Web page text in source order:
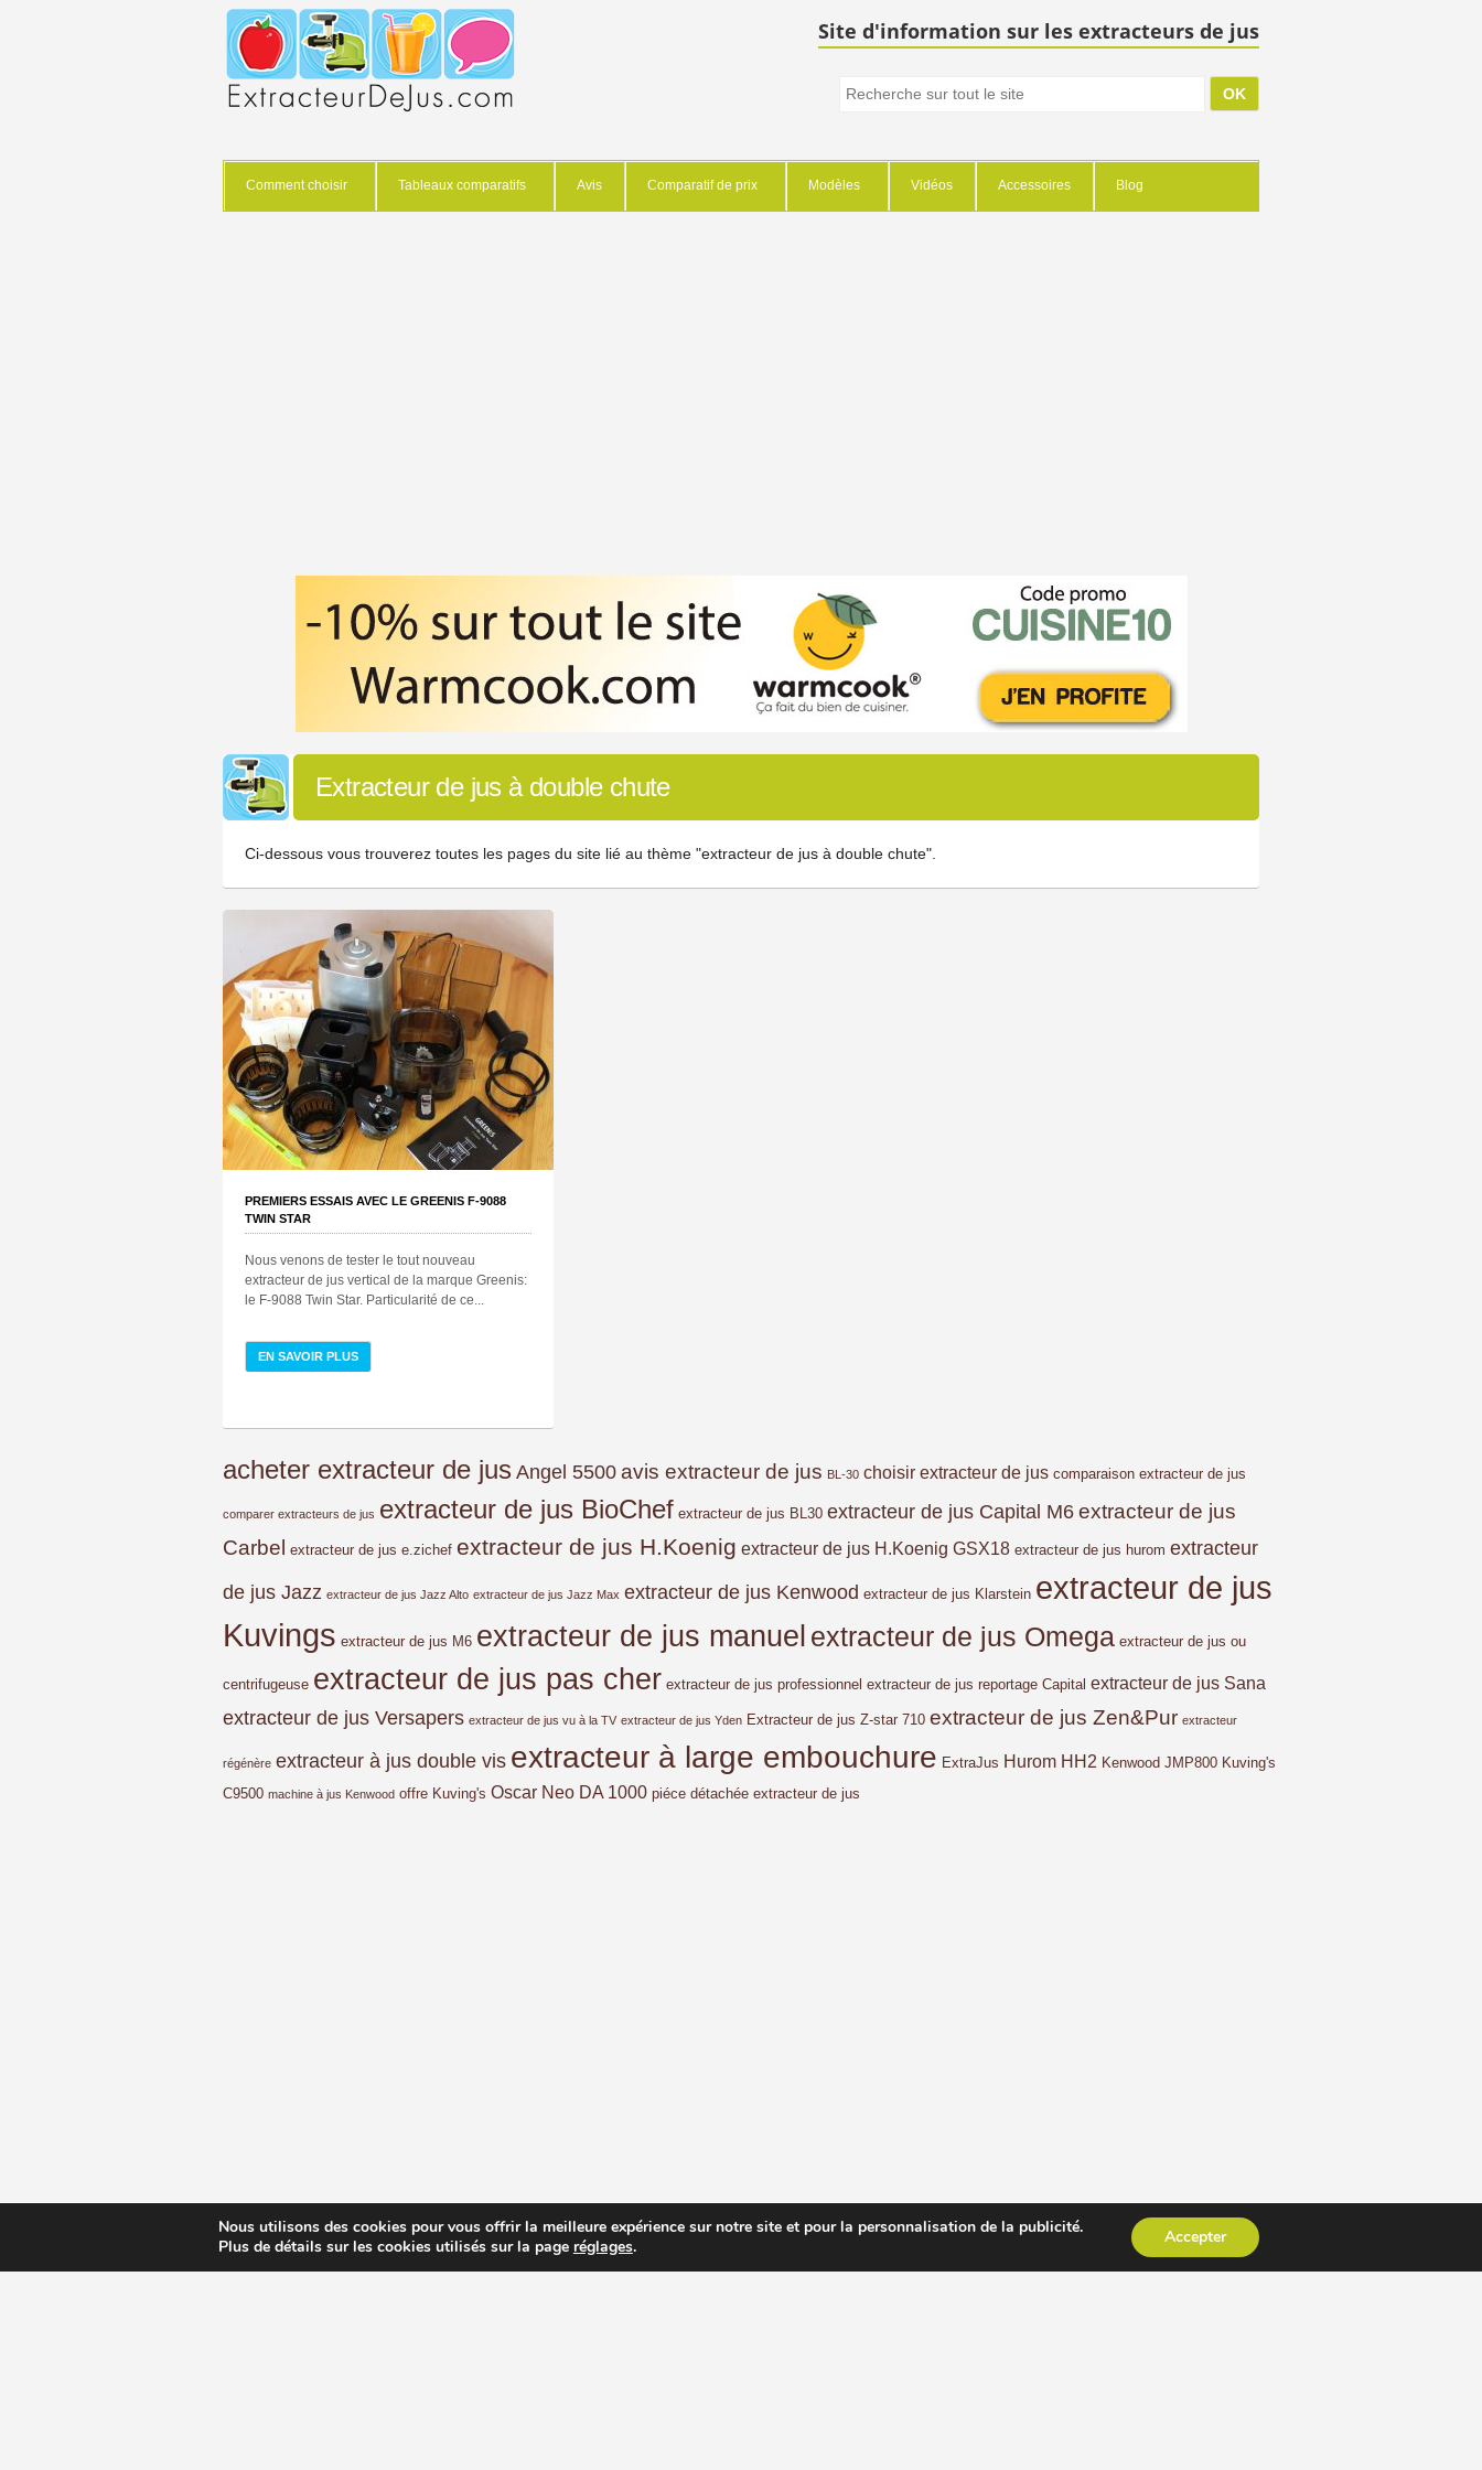
Site d'information sur les extracteurs de jus
Comment choisir Tableaux comparatifs Avis Comparatif de prix Modèles Vidéos Accessoires Blog
Extracteur de jus à double chute
Ci-dessous vous trouverez toutes les pages du site lié au thème "extracteur de jus à double chute".
PREMIERS ESSAIS AVEC LE GREENIS F-9088
TWIN STAR
Nous venons de tester le tout nouveau
extracteur de jus vertical de la marque Greenis:
le F-9088 Twin Star. Particularité de ce...
EN SAVOIR PLUS
acheter extracteur de jus Angel 5500 avis extracteur de jus BL-30 choisir extracteur de jus comparaison extracteur de jus
comparer extracteurs de jus extracteur de jus BioChef extracteur de jus BL30 extracteur de jus Capital M6 extracteur de jus
Carbel extracteur de jus e.zichef extracteur de jus H.Koenig extracteur de jus H.Koenig GSX18 extracteur de jus hurom extracteur
de jus Jazz extracteur de jus Jazz Alto extracteur de jus Jazz Max extracteur de jus Kenwood extracteur de jus Klarstein extracteur de jus
Kuvings extracteur de jus M6 extracteur de jus manuel extracteur de jus Omega extracteur de jus ou
centrifugeuse extracteur de jus pas cher extracteur de jus professionnel extracteur de jus reportage Capital extracteur de jus Sana
extracteur de jus Versapers extracteur de jus vu à la TV extracteur de jus Yden Extracteur de jus Z-star 710 extracteur de jus Zen&Pur extracteur
régénère extracteur à jus double vis extracteur à large embouchure ExtraJus Hurom HH2 Kenwood JMP800 Kuving's
C9500 machine à jus Kenwood offre Kuving's Oscar Neo DA 1000 piéce détachée extracteur de jus
Nous utilisons des cookies pour vous offrir la meilleure expérience sur notre site et pour la personnalisation de la publicité.
Plus de détails sur les cookies utilisés sur la page réglages. Accepter